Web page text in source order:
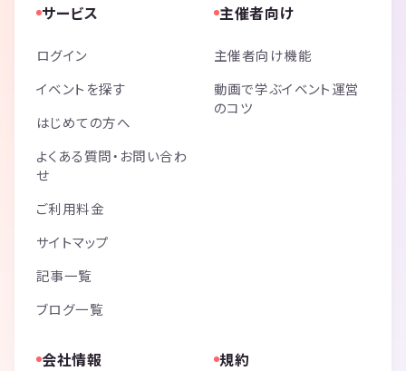
サービス
ログイン
イベントを探す
はじめての方へ
よくある質問・お問い合わ
せ
ご利用料金
サイトマップ
記事一覧
ブログ一覧
主催者向け
主催者向け機能
動画で学ぶイベント運営
のコツ
会社情報 規約